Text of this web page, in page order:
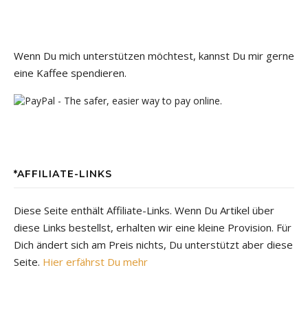
Wenn Du mich unterstützen möchtest, kannst Du mir gerne
eine Kaffee spendieren.
*AFFILIATE-LINKS
Diese Seite enthält Affiliate-Links. Wenn Du Artikel über
diese Links bestellst, erhalten wir eine kleine Provision. Für
Dich ändert sich am Preis nichts, Du unterstützt aber diese
Seite. Hier erfährst Du mehr